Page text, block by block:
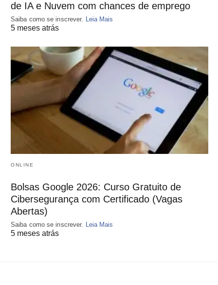
de IA e Nuvem com chances de emprego
Saiba como se inscrever. Leia Mais
5 meses atrás
ONLINE
Bolsas Google 2026: Curso Gratuito de
Cibersegurança com Certificado (Vagas
Abertas)
Saiba como se inscrever. Leia Mais
5 meses atrás